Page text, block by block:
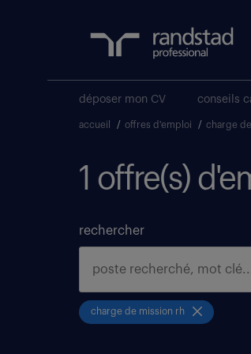
déposer mon CV conseils
accueil / offres d'emploi / charge
1 offre(s)
rechercher
charge de mission rh